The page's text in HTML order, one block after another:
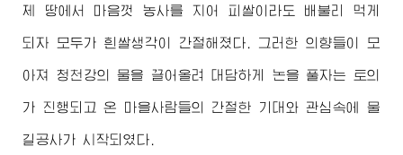
제 땅에서 마음껏 농사를 지어 피쌀이라도 배불리 먹게
되자 모두가 흰쌀생각이 간절해졌다. 그러한 의향들이 모
아져 청천강의 물을 끌어올려 대담하게 논을 풀자는 토의
가 진행되고 온 마을사람들의 간절한 기대와 관심속에 물
길공사가 시작되였다.